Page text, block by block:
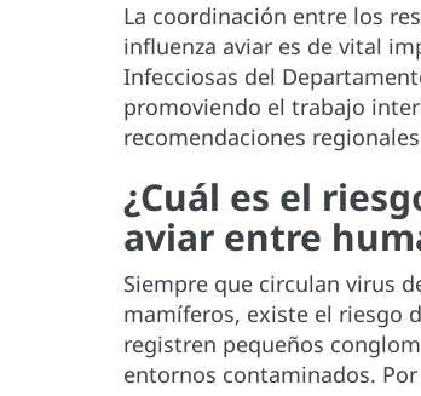
La coordinación entre los
influenza aviar es de vital
Infecciosas del
promoviendo el trabajo
recomendaciones
¿Cuál es el
aviar entre
Siempre que circulan virus
mamíferos, existe el riesgo
registren pequeños
entornos contaminados.